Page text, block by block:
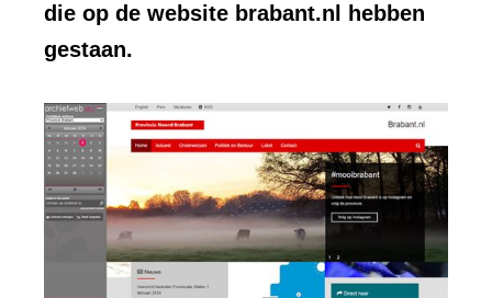
die op de website brabant.nl hebben
gestaan.